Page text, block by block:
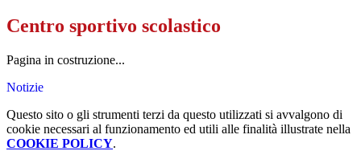
Centro sportivo scolastico
Pagina in costruzione...
Notizie
Questo sito o gli strumenti terzi da questo utilizzati si avvalgono di
cookie necessari al funzionamento ed utili alle finalità illustrate nella
COOKIE POLICY.